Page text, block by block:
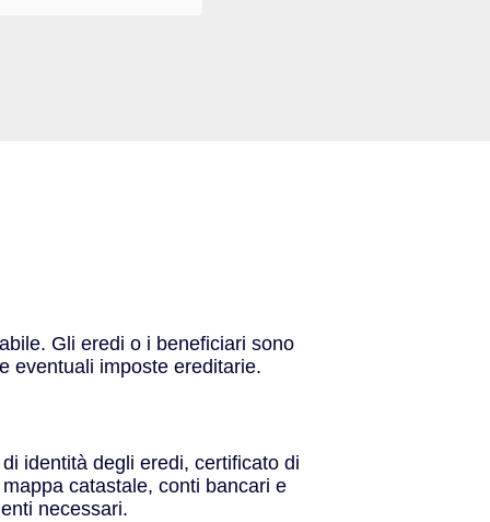
Gli eredi o i beneficiari sono
eventuali imposte ereditarie.
identità degli eredi, certificato di
catastale, conti bancari e
necessari.